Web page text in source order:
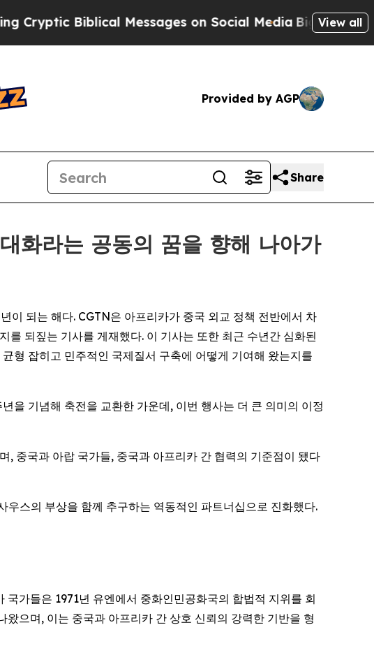
Biblical Messages on Social MediaBig Food vs. The
View all
Provided by AGP
Share
화라는 공동의 꿈을 향해 나아가
되는 해다. CGTN은 아프리카가 중국 외교 정책 전반에서 차
되짚는 기사를 게재했다. 이 기사는 또한 최근 수년간 심화된
형 잡히고 민주적인 국제질서 구축에 어떻게 기여해 왔는지를
기념해 축전을 교환한 가운데, 이번 행사는 더 큰 의미의 이정
중국과 아랍 국가들, 중국과 아프리카 간 협력의 기준점이 됐다
스의 부상을 함께 추구하는 역동적인 파트너십으로 진화했다.
가들은 1971년 유엔에서 중화인민공화국의 합법적 지위를 회
으며, 이는 중국과 아프리카 간 상호 신뢰의 강력한 기반을 형